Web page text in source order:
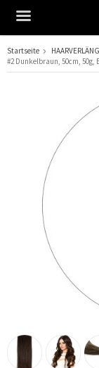
Das
Startseite
#2 Dunkelbraun, 50cm, 50g,